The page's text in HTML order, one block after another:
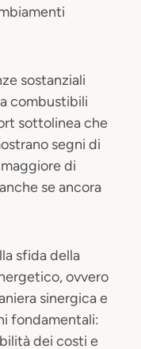
sostanziali
combustibili
sottolinea che
segni di
di
se ancora
sfida della
ovvero
sinergica e
fondamentali:
dei costi e